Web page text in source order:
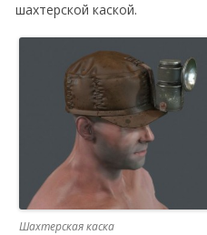
шахтерской каской.
Шахтерская каска